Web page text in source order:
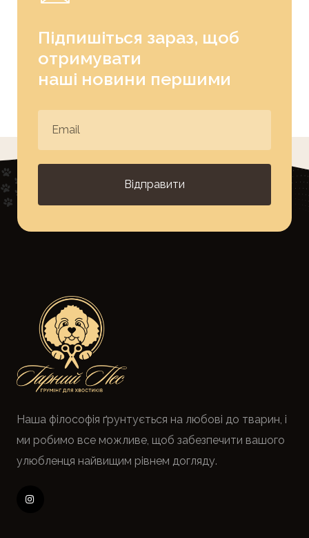
Підпишіться зараз, щоб
отримувати
наші новини першими
Відправити
Наша філософія ґрунтується на любові до тварин, і
ми робимо все можливе, щоб забезпечити вашого
улюбленця найвищим рівнем догляду.